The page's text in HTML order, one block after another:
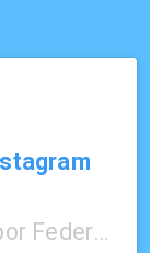
Una publicación compartida por Federación Atlética de Chile 🇨🇱 (@atleticachilena)